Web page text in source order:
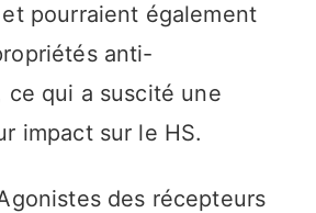
pourraient également
anti-
ce qui a suscité une
impact sur le HS.
des récepteurs